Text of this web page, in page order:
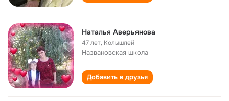
Наталья Аверьянова
47 лет, Колышлей
Названовская школа
Добавить в друзья